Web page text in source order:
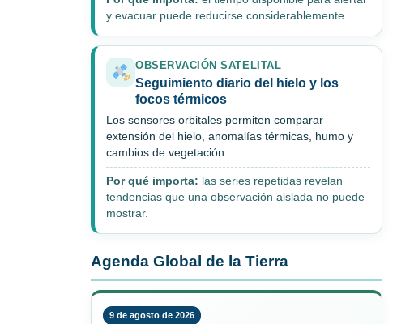
y evacuar puede reducirse considerablemente.
OBSERVACIÓN SATELITAL
Seguimiento diario del hielo y los
focos térmicos
Los sensores orbitales permiten comparar
extensión del hielo, anomalías térmicas, humo y
cambios de vegetación.
Por qué importa: las series repetidas revelan
tendencias que una observación aislada no puede
mostrar.
Agenda Global de la Tierra
9 de agosto de 2026